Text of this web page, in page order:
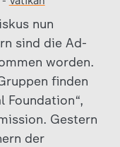
nun
sind die Ad-
worden.
finden
Foundation“,
Gestern
der